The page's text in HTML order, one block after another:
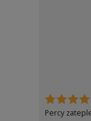
Percy